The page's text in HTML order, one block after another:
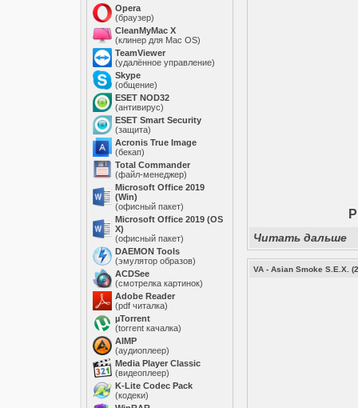
Opera
(браузер)
CleanMyMac X
(клинер для Mac OS)
TeamViewer
(удалённое управление)
Skype
(общение)
ESET NOD32
(антивирус)
ESET Smart Security
(защита)
Acronis True Image
(бекап)
Total Commander
(файл-менеджер)
Microsoft Office 2019
(Win)
(офисный пакет)
Microsoft Office 2019 (OS
X)
(офисный пакет)
DAEMON Tools
(эмулятор образов)
ACDSee
(смотрелка картинок)
Adobe Reader
(pdf читалка)
µTorrent
(torrent качалка)
AIMP
(аудиоплеер)
Media Player Classic
(видеоплеер)
K-Lite Codec Pack
(кодеки)
Читать дальше
VA - Asian Smoke S.E.X.